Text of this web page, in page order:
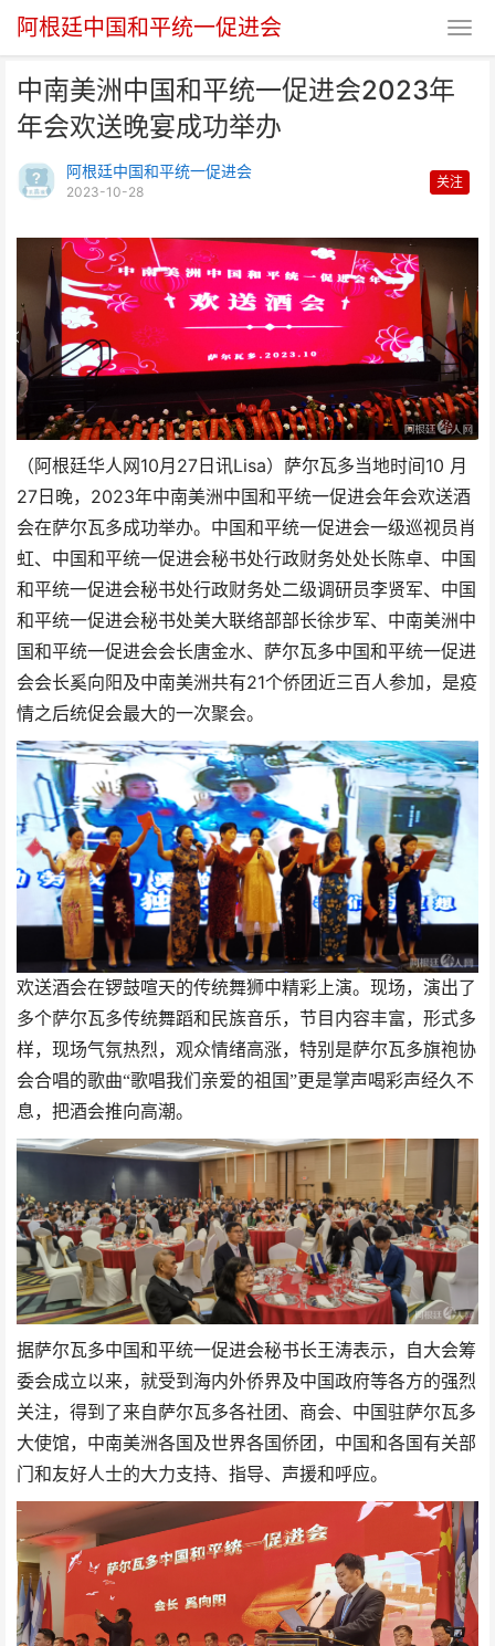
阿根廷中国和平统一促进会
中南美洲中国和平统一促进会2023年
年会欢送晚宴成功举办
阿根廷中国和平统一促进会
2023-10-28
关注
（阿根廷华人网10月27日讯Lisa）萨尔瓦多当地时间10 月
27日晚，2023年中南美洲中国和平统一促进会年会欢送酒
会在萨尔瓦多成功举办。中国和平统一促进会一级巡视员肖
虹、中国和平统一促进会秘书处行政财务处处长陈卓、中国
和平统一促进会秘书处行政财务处二级调研员李贤军、中国
和平统一促进会秘书处美大联络部部长徐步军、中南美洲中
国和平统一促进会会长唐金水、萨尔瓦多中国和平统一促进
会会长奚向阳及中南美洲共有21个侨团近三百人参加，是疫
情之后统促会最大的一次聚会。
欢送酒会在锣鼓喧天的传统舞狮中精彩上演。现场，演出了
多个萨尔瓦多传统舞蹈和民族音乐，节目内容丰富，形式多
样，现场气氛热烈，观众情绪高涨，特别是萨尔瓦多旗袍协
会合唱的歌曲“歌唱我们亲爱的祖国”更是掌声喝彩声经久不
息，把酒会推向高潮。
据萨尔瓦多中国和平统一促进会秘书长王涛表示，自大会筹
委会成立以来，就受到海内外侨界及中国政府等各方的强烈
关注，得到了来自萨尔瓦多各社团、商会、中国驻萨尔瓦多
大使馆，中南美洲各国及世界各国侨团，中国和各国有关部
门和友好人士的大力支持、指导、声援和呼应。
中南美洲中国和平统一促进会
2023年年会欢送晚宴成功